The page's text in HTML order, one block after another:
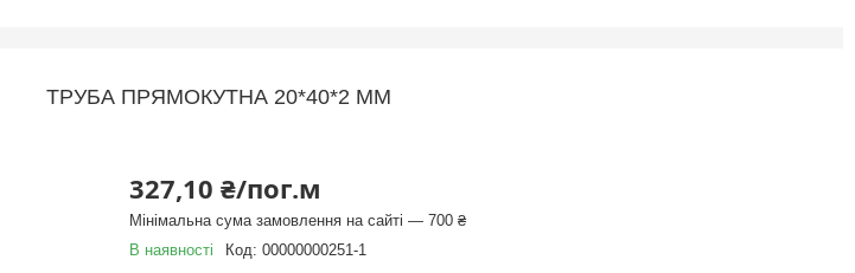
ТРУБА ПРЯМОКУТНА 20*40*2 ММ
327,10 ₴/пог.м
Мінімальна сума замовлення на сайті — 700 ₴
В наявності
Код: 00000000251-1